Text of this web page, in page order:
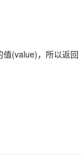
(value)，所以返回